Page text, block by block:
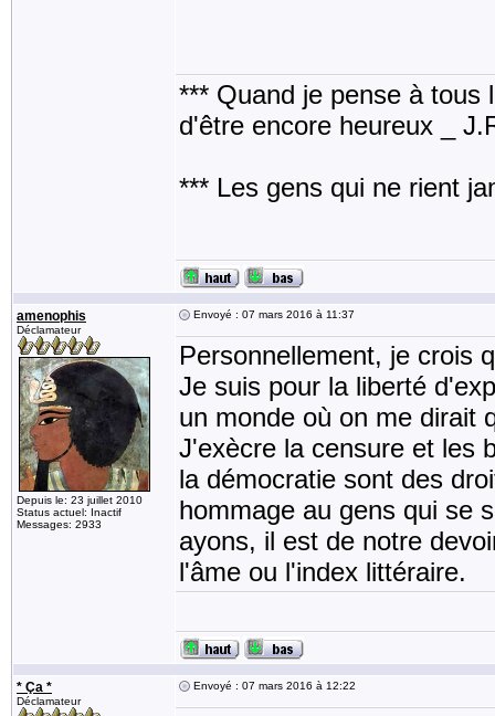
*** Quand je pense à tous
d'être encore heureux _
*** Les gens qui ne rient
amenophis
Déclamateur
Depuis le: 23 juillet 2010
Status actuel: Inactif
Messages: 2933
Envoyé : 07 mars 2016 à 11:37
Personnellement, je crois
Je suis pour la liberté
un monde où on me dirait
J'exècre la censure et les
la démocratie sont des
hommage au gens qui se
ayons, il est de notre
l'âme ou l'index littéraire.
* Ça *
Déclamateur
Envoyé : 07 mars 2016 à 12:22